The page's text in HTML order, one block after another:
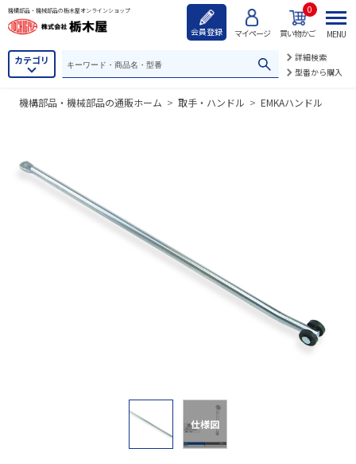
機構部品・機械部品の栃木屋オンラインショップ
会員登録 マイページ 買い物かご
0
カテゴリ
詳細検索
型番から購入
MENU
機構部品・機械部品の通販ホーム > 取手・ハンドル > EMKAハンドル
仕様図